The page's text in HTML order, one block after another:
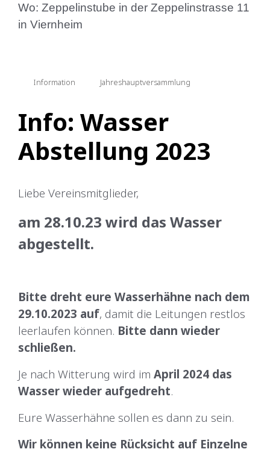
Wo: Zeppelinstube in der Zeppelinstrasse 11
in Viernheim
Information Jahreshauptversammlung
Info: Wasser
Abstellung 2023
Liebe Vereinsmitglieder,
am 28.10.23 wird das Wasser
abgestellt.
Bitte dreht eure Wasserhähne nach dem
29.10.2023 auf, damit die Leitungen restlos
leerlaufen können. Bitte dann wieder
schließen.
Je nach Witterung wird im April 2024 das
Wasser wieder aufgedreht.
Eure Wasserhähne sollen es dann zu sein.
Wir können keine Rücksicht auf Einzelne